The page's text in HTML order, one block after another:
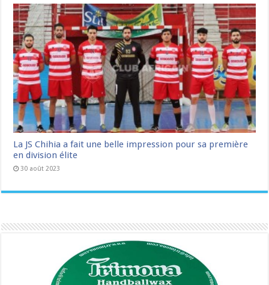
La JS Chihia a fait une belle impression pour sa première
en division élite
30 août 2023